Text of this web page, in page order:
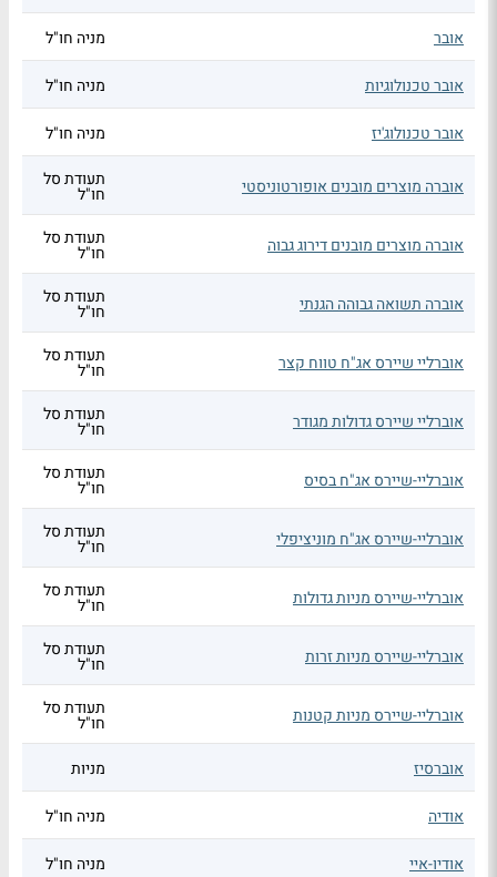
אובר מניה חו"ל
אובר טכנולוגיות מניה חו"ל
אובר טכנולוג'יז מניה חו"ל
אוברה מוצרים מובנים אופורטוניסטי תעודת סל
חו"ל
אוברה מוצרים מובנים דירוג גבוה תעודת סל
חו"ל
אוברה תשואה גבוהה הגנתי תעודת סל
חו"ל
אוברליי שיירס אג"ח טווח קצר תעודת סל
חו"ל
אוברליי שיירס גדולות מגודר תעודת סל
חו"ל
אוברליי-שיירס אג"ח בסיס תעודת סל
חו"ל
אוברליי-שיירס אג"ח מוניציפלי תעודת סל
חו"ל
אוברליי-שיירס מניות גדולות תעודת סל
חו"ל
אוברליי-שיירס מניות זרות תעודת סל
חו"ל
אוברליי-שיירס מניות קטנות תעודת סל
חו"ל
אוברסיז
מניות
אודיה מניה חו"ל
אודיו-איי מניה חו"ל